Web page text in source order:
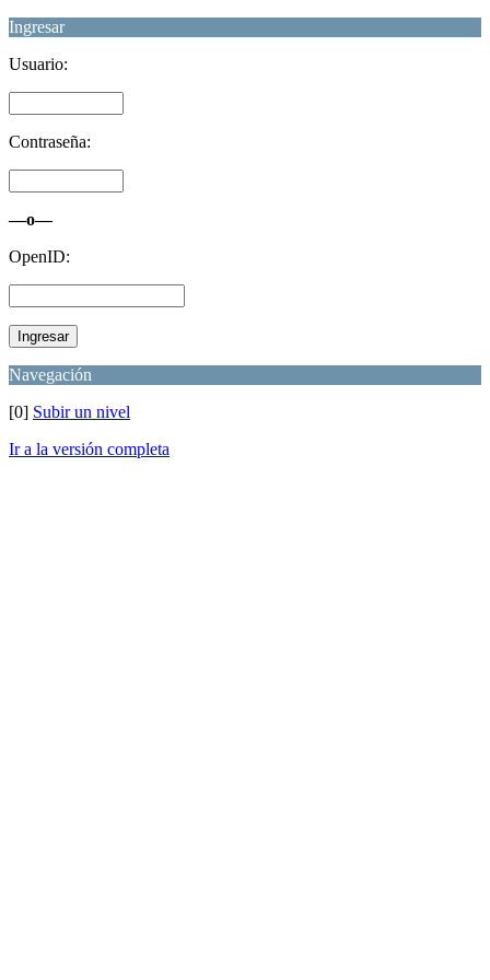
Ingresar
Usuario:
Contraseña:
—o—
OpenID:
Navegación
[0] Subir un nivel
Ir a la versión completa